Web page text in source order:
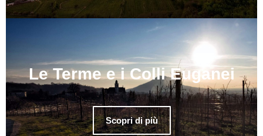
Le Terme e i Colli Euganei
Scopri di più